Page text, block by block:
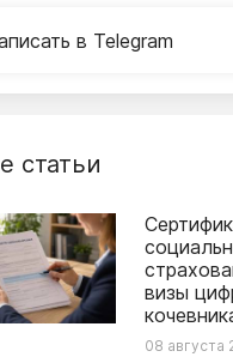
в Telegram
статьи
визы
08 августа